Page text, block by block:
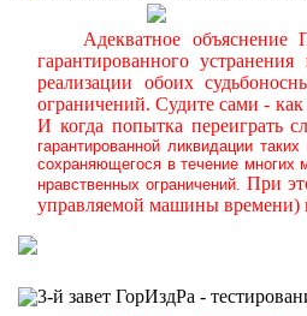
Адекватное объяснение
гарантированного
реализации обоих
ограничений. Судите сами -
И когда попытка переиграть
гарантированной ликвидации
сохраняющегося в течение многих
нравственных ограничений. При
управляемой машины времени)
3-й завет ГорИздРа -